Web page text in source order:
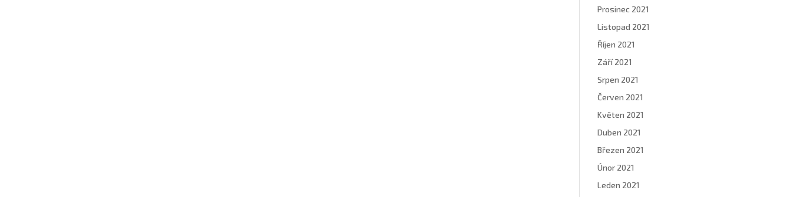
Prosinec 2021
Listopad 2021
Říjen 2021
Září 2021
Srpen 2021
Červen 2021
Květen 2021
Duben 2021
Březen 2021
Únor 2021
Leden 2021